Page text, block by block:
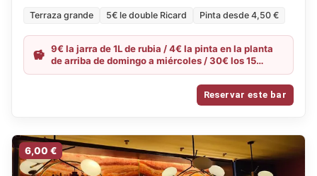
Terraza grande 5€ le double Ricard Pinta desde 4,50 €
9€ la jarra de 1L de rubia / 4€ la pinta en la planta
de arriba de domingo a miércoles / 30€ los 15
chupitos
Reservar este bar
6,00 €